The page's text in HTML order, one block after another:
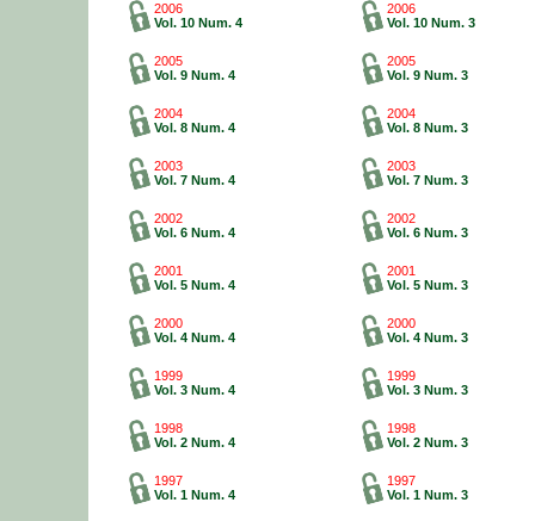
2006
Vol. 10 Num. 4
2006
Vol. 10 Num. 3
2005
Vol. 9 Num. 4
2005
Vol. 9 Num. 3
2004
Vol. 8 Num. 4
2004
Vol. 8 Num. 3
2003
Vol. 7 Num. 4
2003
Vol. 7 Num. 3
2002
Vol. 6 Num. 4
2002
Vol. 6 Num. 3
2001
Vol. 5 Num. 4
2001
Vol. 5 Num. 3
2000
Vol. 4 Num. 4
2000
Vol. 4 Num. 3
1999
Vol. 3 Num. 4
1999
Vol. 3 Num. 3
1998
Vol. 2 Num. 4
1998
Vol. 2 Num. 3
1997
Vol. 1 Num. 4
1997
Vol. 1 Num. 3